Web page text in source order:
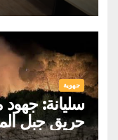
جهوية
سليانة:
حريق جبل